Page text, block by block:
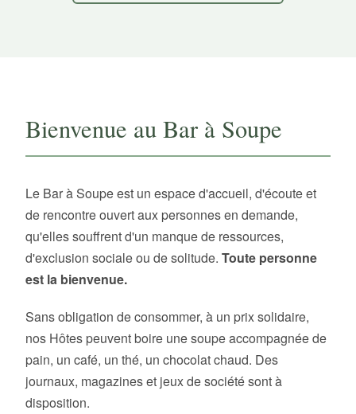
Bienvenue au Bar à Soupe
Le Bar à Soupe est un espace d'accueil, d'écoute et
de rencontre ouvert aux personnes en demande,
qu'elles souffrent d'un manque de ressources,
d'exclusion sociale ou de solitude. Toute personne
est la bienvenue.
Sans obligation de consommer, à un prix solidaire,
nos Hôtes peuvent boire une soupe accompagnée de
pain, un café, un thé, un chocolat chaud. Des
journaux, magazines et jeux de société sont à
disposition.